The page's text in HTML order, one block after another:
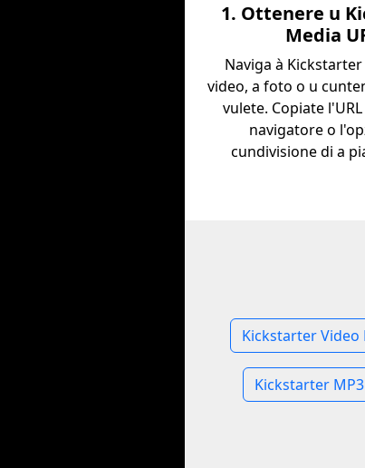
1. Ottenere u
Media
Naviga à
video, a foto o u
vulete. Copiate
navigatore o
cundivisione di a
Kickstarter
Kickstarter